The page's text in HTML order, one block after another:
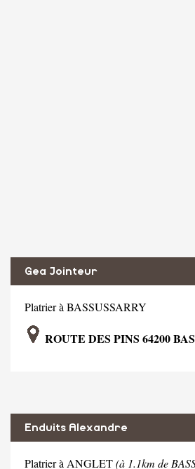
Gea Jointeur
Platrier à BASSUSSARRY
ROUTE DES PINS 64200
Enduits Alexandre
Platrier à ANGLET(à 1.1km de